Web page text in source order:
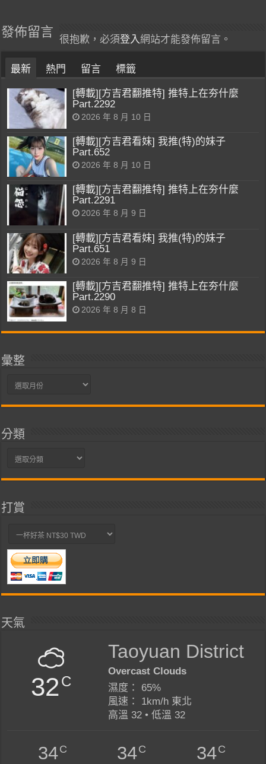
發佈留言
很抱歉，必須登入網站才能發佈留言。
最新 熱門 留言 標籤
[轉載][方吉君翻推特] 推特上在夯什麼
Part.2292
2026 年 8 月 10 日
[轉載][方吉君看妹] 我推(特)的妹子
Part.652
2026 年 8 月 10 日
[轉載][方吉君翻推特] 推特上在夯什麼
Part.2291
2026 年 8 月 9 日
[轉載][方吉君看妹] 我推(特)的妹子
Part.651
2026 年 8 月 9 日
[轉載][方吉君翻推特] 推特上在夯什麼
Part.2290
2026 年 8 月 8 日
彙整
彙
分類
分
打賞
天氣
32C
Taoyuan District
Overcast Clouds
濕度： 65%
風速： 1km/h 東北
高溫 32 • 低溫 32
34C 34C 34C